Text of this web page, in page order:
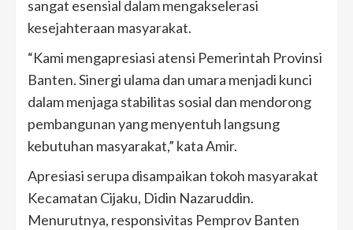
sangat esensial dalam mengakselerasi
kesejahteraan masyarakat.
​“Kami mengapresiasi atensi Pemerintah Provinsi
Banten. Sinergi ulama dan umara menjadi kunci
dalam menjaga stabilitas sosial dan mendorong
pembangunan yang menyentuh langsung
kebutuhan masyarakat,” kata Amir.
​Apresiasi serupa disampaikan tokoh masyarakat
Kecamatan Cijaku, Didin Nazaruddin.
Menurutnya, responsivitas Pemprov Banten